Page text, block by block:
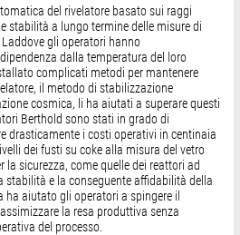
del rivelatore basato sui raggi
stabilità a lungo termine delle misure di
gli operatori hanno
dalla temperatura del loro
complicati metodi per mantenere
il metodo di stabilizzazione
cosmica, li ha aiutati a superare questi
Berthold sono stati in grado di
drasticamente i costi operativi in centinaia
dei fusti su coke alla misura del vetro
la sicurezza, come quelle dei reattori ad
stabilità e la conseguente affidabilità della
aiutato gli operatori a spingere il
la resa produttiva senza
del processo.